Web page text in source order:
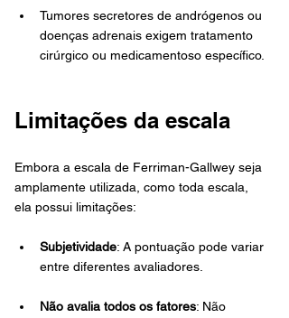
Tumores secretores de andrógenos ou
doenças adrenais exigem tratamento
cirúrgico ou medicamentoso específico.
Limitações da escala
Embora a escala de Ferriman-Gallwey seja
amplamente utilizada, como toda escala,
ela possui limitações:
Subjetividade: A pontuação pode variar
entre diferentes avaliadores.
Não avalia todos os fatores: Não